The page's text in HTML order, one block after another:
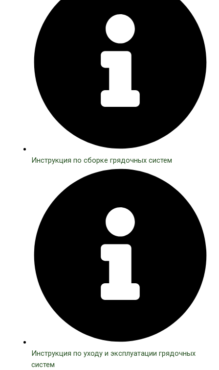
Инструкция по сборке грядочных систем
Инструкция по уходу и эксплуатации грядочных
систем